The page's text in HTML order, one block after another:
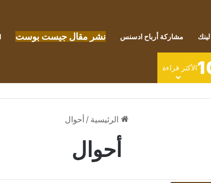
مشاركة أرباح ادسنس نشر مقال جيست بوست
الأكثر قراءة
الرئيسية / أحوال
أحوال